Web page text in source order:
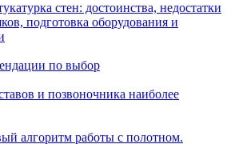
стен: достоинства, недостатки
подготовка оборудования и
по выбор
и позвоночника наиболее
алгоритм работы с полотном.